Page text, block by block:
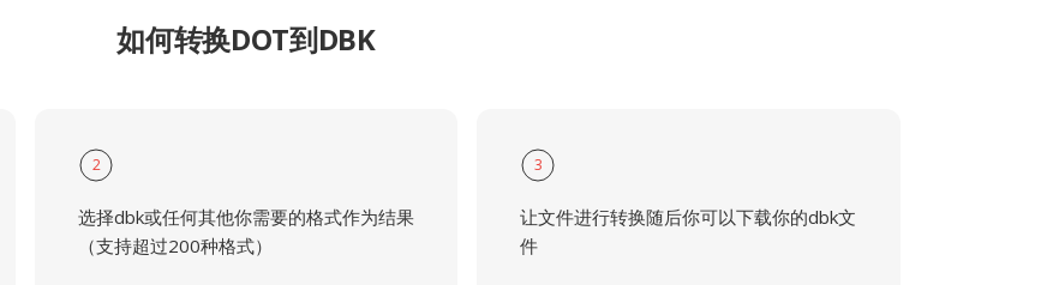
如何转换DOT到DBK
2
选择dbk或任何其他你需要的格式作为结果
（支持超过200种格式）
3
让文件进行转换随后你可以下载你的dbk文
件